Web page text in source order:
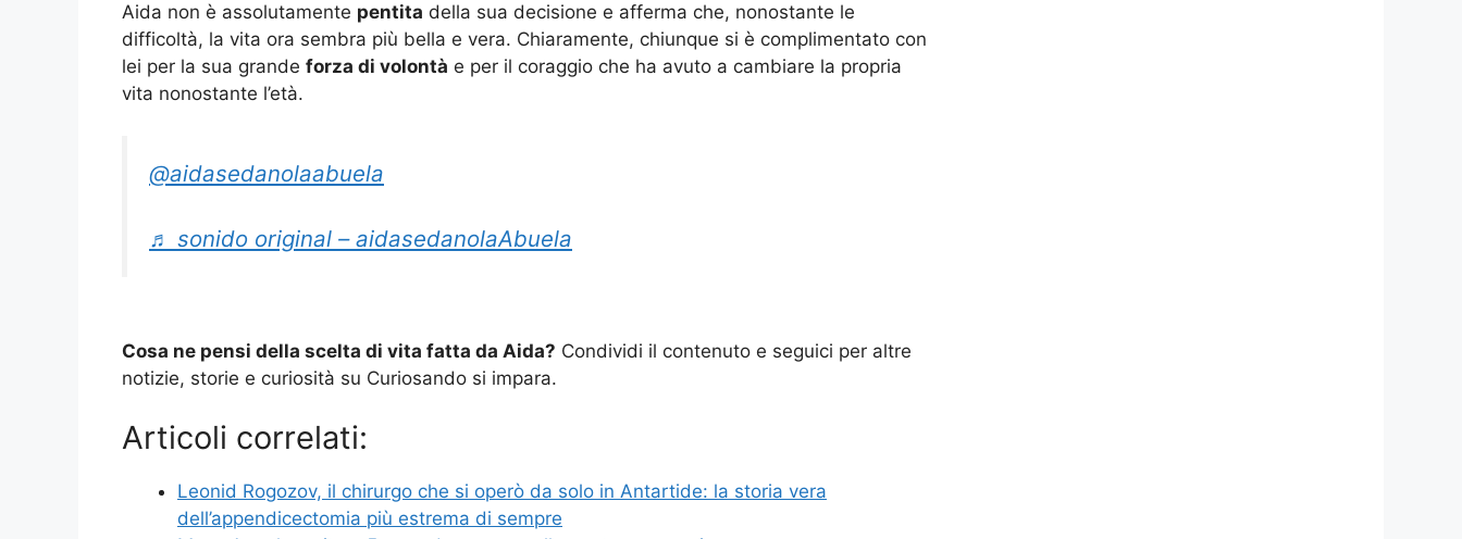
Aida non è assolutamente pentita della sua decisione e afferma che, nonostante le
difficoltà, la vita ora sembra più bella e vera. Chiaramente, chiunque si è complimentato con
lei per la sua grande forza di volontà e per il coraggio che ha avuto a cambiare la propria
vita nonostante l’età.
@aidasedanolaabuela
♬ sonido original – aidasedanolaAbuela
Cosa ne pensi della scelta di vita fatta da Aida? Condividi il contenuto e seguici per altre
notizie, storie e curiosità su Curiosando si impara.
Articoli correlati:
Leonid Rogozov, il chirurgo che si operò da solo in Antartide: la storia vera
dell’appendicectomia più estrema di sempre